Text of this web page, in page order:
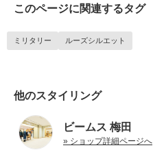
このページに関連するタグ
ミリタリー ルーズシルエット
他のスタイリング
ビームス 梅田
» ショップ詳細ページへ